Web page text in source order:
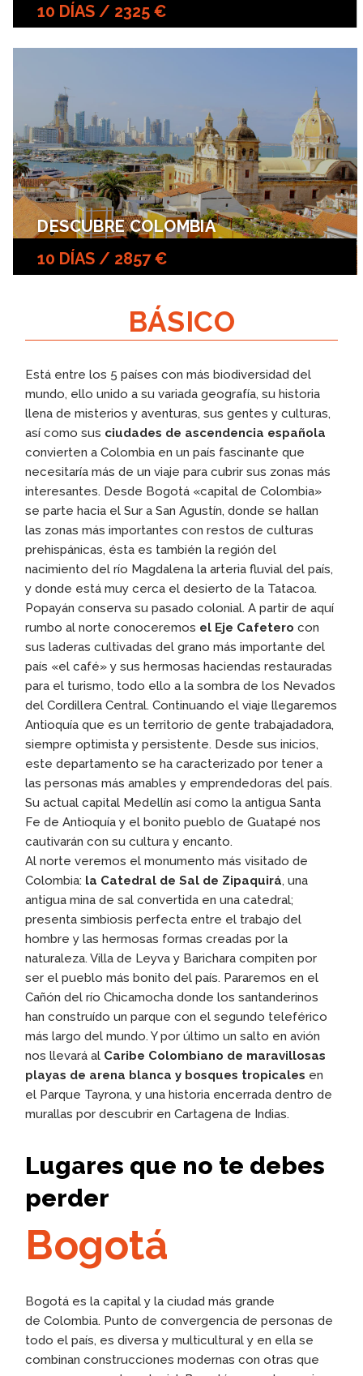
10 DÍAS / 2325 €
DESCUBRE COLOMBIA
10 DÍAS / 2857 €
BÁSICO
Está entre los 5 países con más biodiversidad del
mundo, ello unido a su variada geografía, su historia
llena de misterios y aventuras, sus gentes y culturas,
así como sus ciudades de ascendencia española
convierten a Colombia en un país fascinante que
necesitaría más de un viaje para cubrir sus zonas más
interesantes. Desde Bogotá «capital de Colombia»
se parte hacia el Sur a San Agustín, donde se hallan
las zonas más importantes con restos de culturas
prehispánicas, ésta es también la región del
nacimiento del río Magdalena la arteria fluvial del país,
y donde está muy cerca el desierto de la Tatacoa.
Popayán conserva su pasado colonial. A partir de aquí
rumbo al norte conoceremos el Eje Cafetero con
sus laderas cultivadas del grano más importante del
país «el café» y sus hermosas haciendas restauradas
para el turismo, todo ello a la sombra de los Nevados
del Cordillera Central. Continuando el viaje llegaremos
Antioquía que es un territorio de gente trabajadadora,
siempre optimista y persistente. Desde sus inicios,
este departamento se ha caracterizado por tener a
las personas más amables y emprendedoras del país.
Su actual capital Medellín así como la antigua Santa
Fe de Antioquía y el bonito pueblo de Guatapé nos
cautivarán con su cultura y encanto.
Al norte veremos el monumento más visitado de
Colombia: la Catedral de Sal de Zipaquirá, una
antigua mina de sal convertida en una catedral;
presenta simbiosis perfecta entre el trabajo del
hombre y las hermosas formas creadas por la
naturaleza. Villa de Leyva y Barichara compiten por
ser el pueblo más bonito del país. Pararemos en el
Cañón del río Chicamocha donde los santanderinos
han construído un parque con el segundo teleférico
más largo del mundo. Y por último un salto en avión
nos llevará al Caribe Colombiano de maravillosas
playas de arena blanca y bosques tropicales en
el Parque Tayrona, y una historia encerrada dentro de
murallas por descubrir en Cartagena de Indias.
Lugares que no te debes
perder
Bogotá
Bogotá es la capital y la ciudad más grande
de Colombia. Punto de convergencia de personas de
todo el país, es diversa y multicultural y en ella se
combinan construcciones modernas con otras que